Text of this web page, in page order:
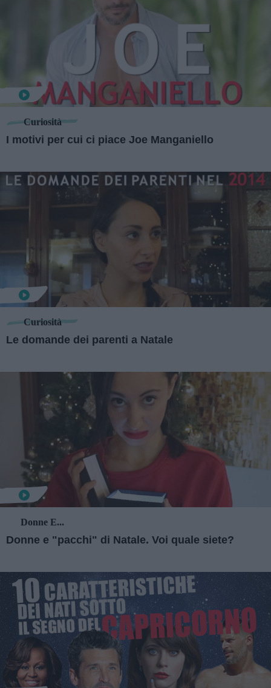
Curiosità
I motivi per cui ci piace Joe Manganiello
Curiosità
Le domande dei parenti a Natale
Donne E...
Donne e "pacchi" di Natale. Voi quale siete?